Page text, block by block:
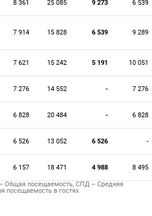
8 361 25 085 9 273 6 539
7 914 15 828 6 539 9 289
7 621 15 242 5 191 10 051
7 276 14 552 - 7 276
6 828 20 484 - 6 828
6 526 13 052 6 526 -
6 157 18 471 4 988 8 495
Общая посещаемость, СПД – Средняя
посещаемость в гостях